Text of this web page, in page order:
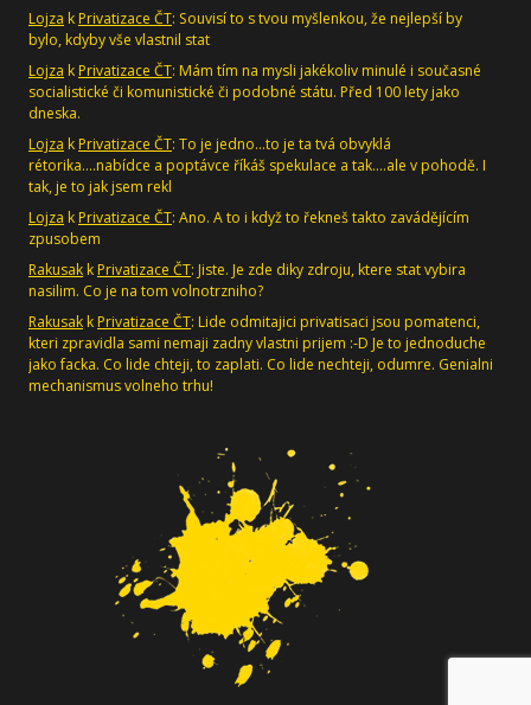
Lojza k Privatizace ČT: Souvisí to s tvou myšlenkou, že nejlepší by
bylo, kdyby vše vlastnil stat
Lojza k Privatizace ČT: Mám tím na mysli jakékoliv minulé i současné
socialistické či komunistické či podobné státu. Před 100 lety jako
dneska.
Lojza k Privatizace ČT: To je jedno...to je ta tvá obvyklá
rétorika....nabídce a poptávce říkáš spekulace a tak....ale v pohodě. I
tak, je to jak jsem rekl
Lojza k Privatizace ČT: Ano. A to i když to řekneš takto zavádějícím
zpusobem
Rakusak k Privatizace ČT: Jiste. Je zde diky zdroju, ktere stat vybira
nasilim. Co je na tom volnotrzniho?
Rakusak k Privatizace ČT: Lide odmitajici privatisaci jsou pomatenci,
kteri zpravidla sami nemaji zadny vlastni prijem :-D Je to jednoduche
jako facka. Co lide chteji, to zaplati. Co lide nechteji, odumre. Genialni
mechanismus volneho trhu!